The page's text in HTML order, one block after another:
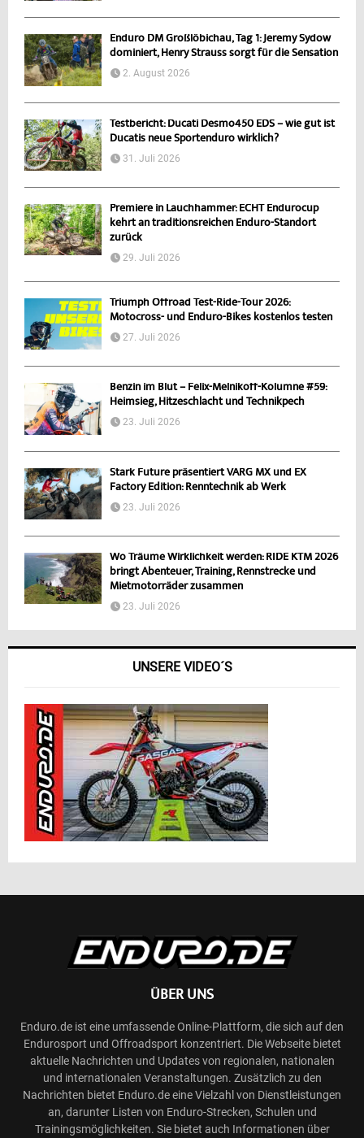
Enduro DM Großlöbichau, Tag 1: Jeremy Sydow
dominiert, Henry Strauss sorgt für die Sensation
2. August 2026
Testbericht: Ducati Desmo450 EDS – wie gut ist
Ducatis neue Sportenduro wirklich?
31. Juli 2026
Premiere in Lauchhammer: ECHT Endurocup
kehrt an traditionsreichen Enduro-Standort
zurück
29. Juli 2026
Triumph Offroad Test-Ride-Tour 2026:
Motocross- und Enduro-Bikes kostenlos testen
27. Juli 2026
Benzin im Blut – Felix-Melnikoff-Kolumne #59:
Heimsieg, Hitzeschlacht und Technikpech
23. Juli 2026
Stark Future präsentiert VARG MX und EX
Factory Edition: Renntechnik ab Werk
23. Juli 2026
Wo Träume Wirklichkeit werden: RIDE KTM 2026
bringt Abenteuer, Training, Rennstrecke und
Mietmotorräder zusammen
23. Juli 2026
UNSERE VIDEO´S
ÜBER UNS
Enduro.de ist eine umfassende Online-Plattform, die sich auf den
Endurosport und Offroadsport konzentriert. Die Webseite bietet
aktuelle Nachrichten und Updates von regionalen, nationalen
und internationalen Veranstaltungen. Zusätzlich zu den
Nachrichten bietet Enduro.de eine Vielzahl von Dienstleistungen
an, darunter Listen von Enduro-Strecken, Schulen und
Trainingsmöglichkeiten. Sie bietet auch Informationen über